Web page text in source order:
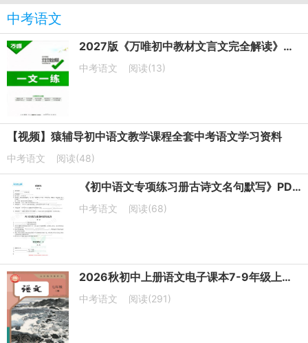
中考语文
2027版《万唯初中教材文言文完全解读》第6版PDF电子版下载
中考语文 阅读(13)
【视频】猿辅导初中语文教学课程全套中考语文学习资料
中考语文 阅读(48)
《初中语文专项练习册古诗文名句默写》PDF电子版下载
中考语文 阅读(68)
2026秋初中上册语文电子课本7-9年级上册（高清可下载）
中考语文 阅读(291)